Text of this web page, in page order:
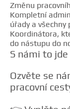
Změnu
Kompletní
úřady a
Koordinátora,
do nástupu do
S námi to jde
Ozvěte se
pracovní